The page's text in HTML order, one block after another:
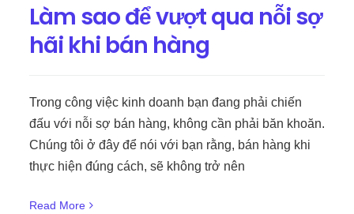
Làm sao để vượt qua nỗi sợ
hãi khi bán hàng
Trong công việc kinh doanh bạn đang phải chiến
đấu với nỗi sợ bán hàng, không cần phải băn khoăn.
Chúng tôi ở đây để nói với bạn rằng, bán hàng khi
thực hiện đúng cách, sẽ không trở nên
Read More